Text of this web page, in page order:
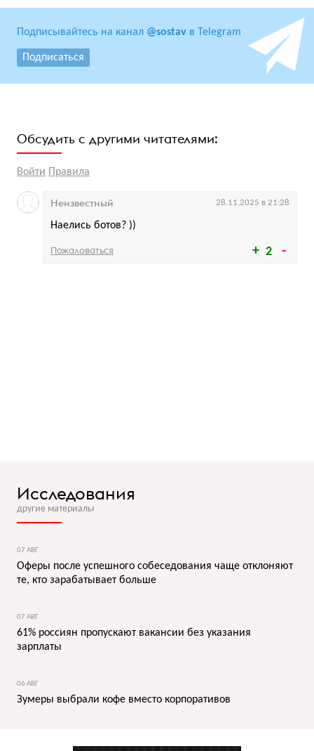
Подписывайтесь на канал @sostav в Telegram
Подписаться
Обсудить с другими читателями:
Войти Правила
2
Наелись ботов? ))
Неизвестный 28.11.2025 в 21:28
Пожаловаться
Исследования
другие материалы
07 АВГ
Оферы после успешного собеседования чаще отклоняют
те, кто зарабатывает больше
07 АВГ
61% россиян пропускают вакансии без указания
зарплаты
06 АВГ
Зумеры выбрали кофе вместо корпоративов